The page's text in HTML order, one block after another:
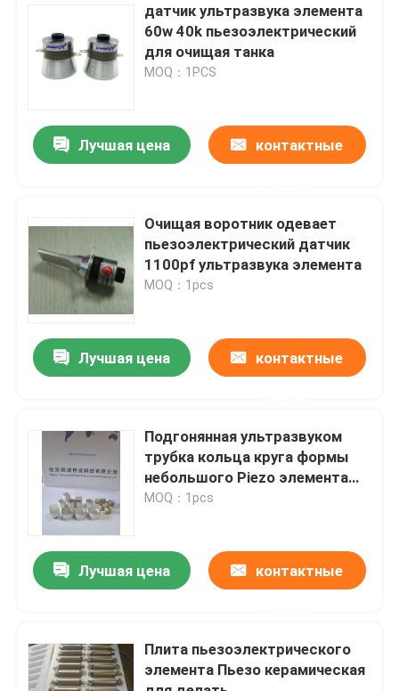
Продукты
О нас
Путешествие фабрики
Свяжитесь мы
Спросите цитату
ультразвуковой очистки датчика
Датчик Multi частоты ультразвуковой
датчик ультразвука элемента
60w 40k пьезоэлектрический
для очищая танка
MOQ：1PCS
Лучшая цена контактные
Очищая воротник одевает
пьезоэлектрический датчик
1100pf ультразвука элемента
MOQ：1pcs
Лучшая цена контактные
Подгонянная ультразвуком
трубка кольца круга формы
небольшого Piezo элемента
керамическая
MOQ：1pcs
Лучшая цена контактные
Плита пьезоэлектрического
элемента Пьезо керамическая